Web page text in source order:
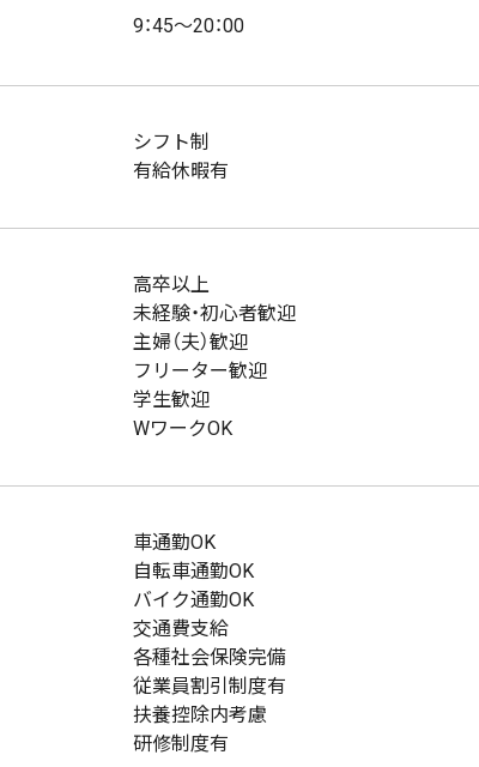
9：45～20：00
シフト制
有給休暇有
高卒以上
未経験・初心者歓迎
主婦（夫）歓迎
フリーター歓迎
学生歓迎
WワークOK
車通勤OK
自転車通勤OK
バイク通勤OK
交通費支給
各種社会保険完備
従業員割引制度有
扶養控除内考慮
研修制度有